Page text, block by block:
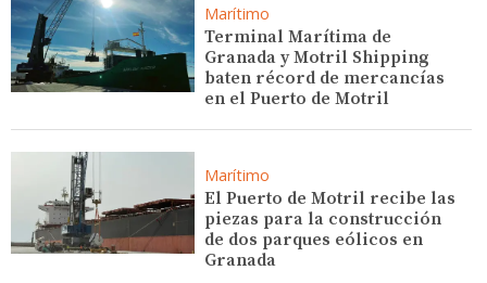
Marítimo
Terminal Marítima de
Granada y Motril Shipping
baten récord de mercancías
en el Puerto de Motril
Marítimo
El Puerto de Motril recibe las
piezas para la construcción
de dos parques eólicos en
Granada